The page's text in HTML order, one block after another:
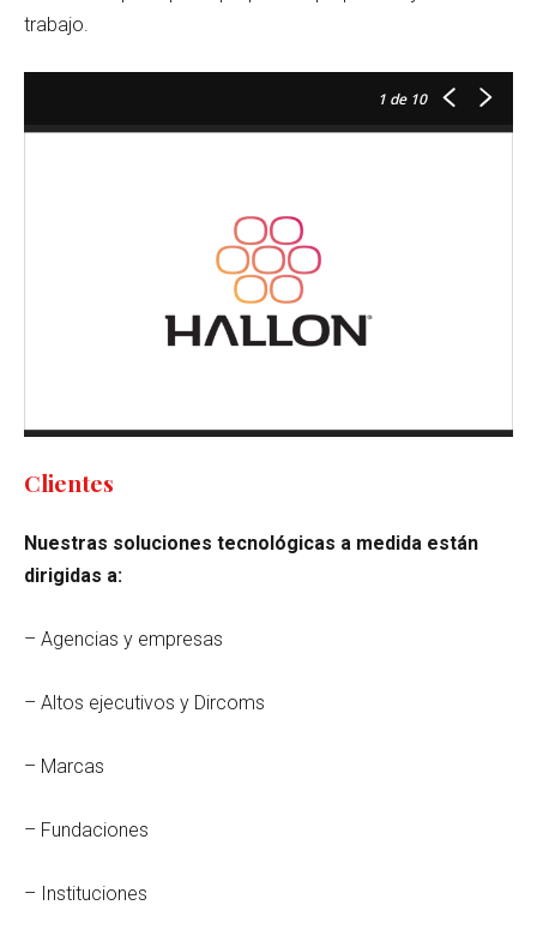
trabajo.
1 de 10
Clientes
Nuestras soluciones tecnológicas a medida están
dirigidas a:
– Agencias y empresas
– Altos ejecutivos y Dircoms
– Marcas
– Fundaciones
– Instituciones